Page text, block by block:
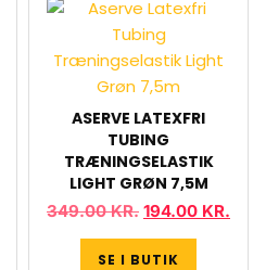
ASERVE LATEXFRI
TUBING
TRÆNINGSELASTIK
LIGHT GRØN 7,5M
349.00KR. 194.00 KR.
SE I BUTIK